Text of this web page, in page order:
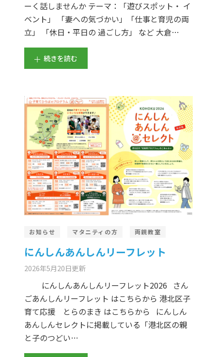
ーく話しませんか テーマ：「遊びスポット・ イ
ベント」 「妻への気づかい」「仕事と育児の両
立」 「休日・平日の 過ごし方」 など 大倉…
続きを読む
お知らせ マタニティの方 両親教室
にんしんあんしんリーフレット
2026年5月20日更新
にんしんあんしんリーフレット2026 さん
ごあんしんリーフレット はこちらから 港北区子
育て応援 とらのまき はこちらから にんしん
あんしんセレクトに掲載している「港北区の親
と子のつどい…